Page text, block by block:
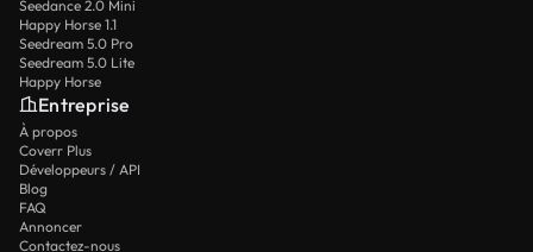
Seedance 2.0 Mini
Happy Horse 1.1
Seedream 5.0 Pro
Seedream 5.0 Lite
Happy Horse
Entreprise
À propos
Coverr Plus
Développeurs / API
Blog
FAQ
Annoncer
Contactez-nous